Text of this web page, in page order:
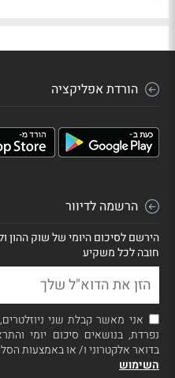
הורדת אפליקציה
הרשמה לדיוור
הירשם לסיכום היומי של שוק ההון
חובה לכל משקיע
אני מאשר קבלת שני
נפרדת, בנושאים סיכום יומי
בדואר אלקטרוני ו/ או באמצעות
השימוש